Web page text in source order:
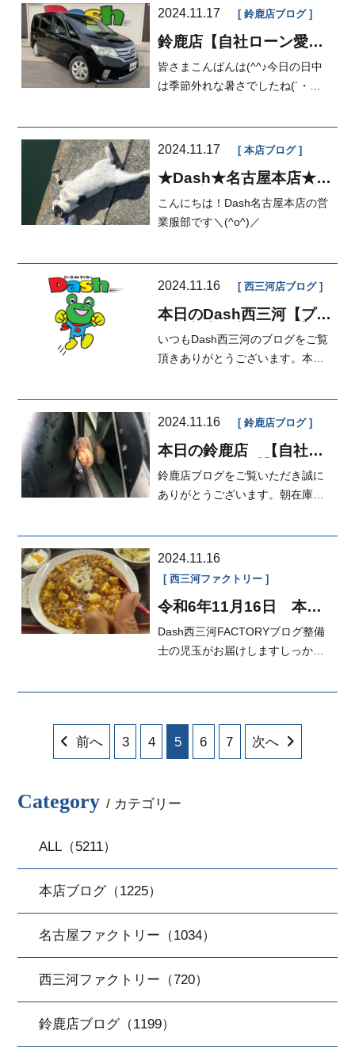
2024.11.17 鈴鹿店ブログ
鈴鹿店【自社ローン愛
シュ定額払い
皆さまこんばんは(^^♪今日の日中
は季節外れな暑さでしたね(´・
2024.11.17 本店ブログ
★Dash★名古屋本店★本
こんにちは！Dash名古屋本店の営
業服部です＼(^o^)／
2024.11.16 西三河店ブログ
本日のDash西三河【プリ
イカーダッシュ】【自社
ローン】【審査に不安な
いつもDash西三河のブログをご覧
頂きありがとうございます。本日
2024.11.16 鈴鹿店ブログ
本日の鈴鹿店 【自社ロ
い☆在庫情報☆
鈴鹿店ブログをご覧いただき誠に
ありがとうございます。朝在庫車
2024.11.16
西三河ファクトリー
令和6年11月16日 本日
Dash西三河FACTORYブログ整備
士の児玉がお届けしますしっかり
前へ 3 4 5 6 7 次へ
Category / カテゴリー
ALL（5211）
本店ブログ（1225）
名古屋ファクトリー（1034）
西三河ファクトリー（720）
鈴鹿店ブログ（1199）